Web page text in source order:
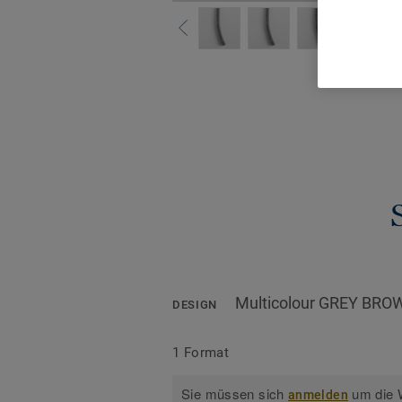
DESIGN Multicolour GREY
1 Format
Sie müssen sichanmelden um die